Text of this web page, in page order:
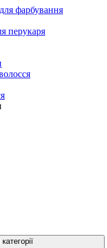
фарбування
перукаря
категорії